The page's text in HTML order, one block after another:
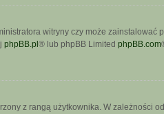
witryny czy może zainstalować
phpBB.pl ® lub phpBB Limited phpBB.com
z rangą użytkownika. W zależności